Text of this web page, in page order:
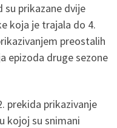
su prikazane dvije
koja je trajala do 4.
preostalih
epizoda druge sezone
prekida prikazivanje
kojoj su snimani